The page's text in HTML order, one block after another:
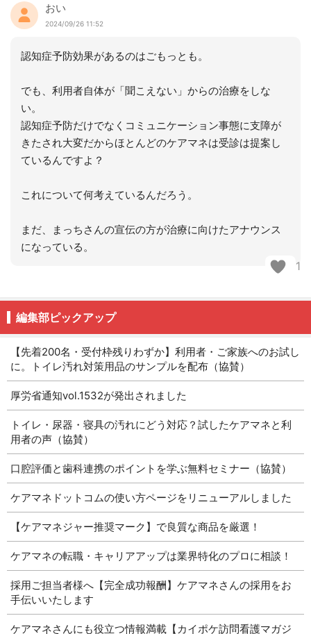
おい
2024/09/26 11:52
認知症予防効果があるのはごもっとも。
でも、利用者自体が「聞こえない」からの治療をしな
い。
認知症予防だけでなくコミュニケーション事態に支障が
きたされ大変だからほとんどのケアマネは受診は提案し
ているんですよ？
これについて何考えているんだろう。
まだ、まっちさんの宣伝の方が治療に向けたアナウンス
になっている。
1
編集部ピックアップ
【先着200名・受付枠残りわずか】利用者・ご家族へのお試し
に。トイレ汚れ対策用品のサンプルを配布（協賛）
厚労省通知vol.1532が発出されました
トイレ・尿器・寝具の汚れにどう対応？試したケアマネと利
用者の声（協賛）
口腔評価と歯科連携のポイントを学ぶ無料セミナー（協賛）
ケアマネドットコムの使い方ページをリニューアルしました
【ケアマネジャー推奨マーク】で良質な商品を厳選！
ケアマネの転職・キャリアアップは業界特化のプロに相談！
採用ご担当者様へ【完全成功報酬】ケアマネさんの採用をお
手伝いいたします
ケアマネさんにも役立つ情報満載【カイポケ訪問看護マガジ